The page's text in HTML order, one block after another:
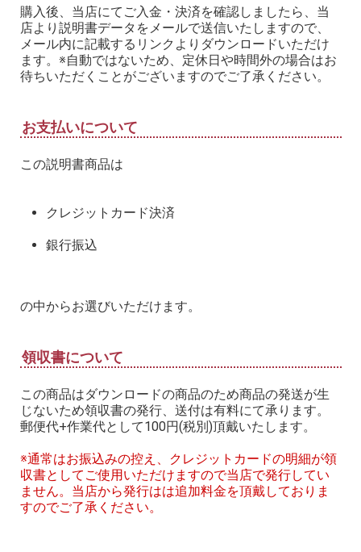
購入後、当店にてご入金・決済を確認しましたら、当
店より説明書データをメールで送信いたしますので、
メール内に記載するリンクよりダウンロードいただけ
ます。※自動ではないため、定休日や時間外の場合はお
待ちいただくことがございますのでご了承ください。
お支払いについて
この説明書商品は
クレジットカード決済
銀行振込
の中からお選びいただけます。
領収書について
この商品はダウンロードの商品のため商品の発送が生
じないため領収書の発行、送付は有料にて承ります。
郵便代+作業代として100円(税別)頂戴いたします。
※通常はお振込みの控え、クレジットカードの明細が領
収書としてご使用いただけますので当店で発行してい
ません。当店から発行はは追加料金を頂戴しておりま
すのでご了承ください。